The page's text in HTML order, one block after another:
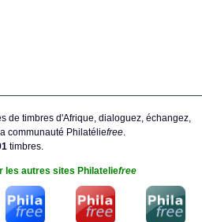
de timbres d'Afrique, dialoguez, échangez,
communauté Philatéliefree.
timbres.
les autres sites Philateliefree